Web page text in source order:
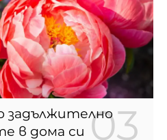
задължително
в дома си